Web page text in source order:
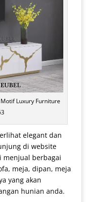
Luxury Furniture
elegant dan
di website
menjual berbagai
meja, dipan, meja
yang akan
hunian anda.